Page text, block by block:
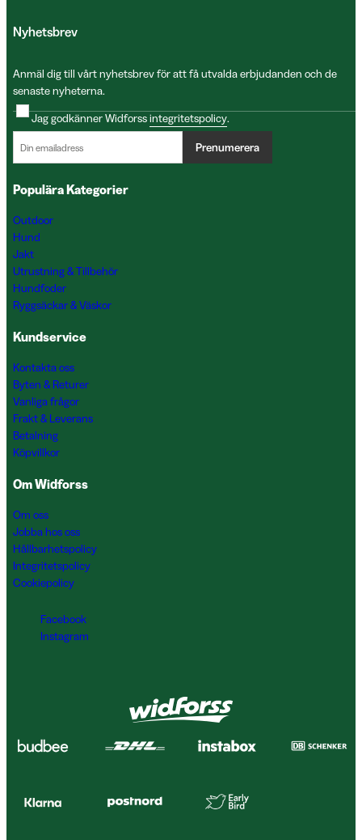
Nyhetsbrev
Anmäl dig till vårt nyhetsbrev för att få utvalda erbjudanden och de
senaste nyheterna.
Jag godkänner Widforssintegritetspolicy.
Prenumerera
Populära Kategorier
Outdoor
Hund
Jakt
Utrustning & Tillbehör
Hundfoder
Ryggsäckar & Väskor
Kundservice
Kontakta oss
Byten & Returer
Vanliga frågor
Frakt & Leverans
Betalning
Köpvillkor
Om Widforss
Om oss
Jobba hos oss
Hållbarhetspolicy
Integritetspolicy
Cookiepolicy
Facebook
Instagram